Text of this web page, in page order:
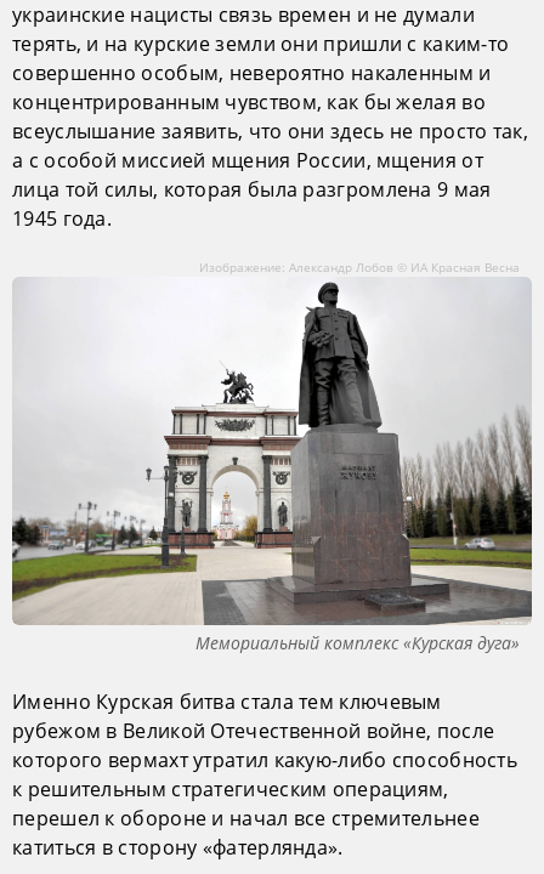
украинские нацисты связь времен и не думали
терять, и на курские земли они пришли с каким-то
совершенно особым, невероятно накаленным и
концентрированным чувством, как бы желая во
всеуслышание заявить, что они здесь не просто так,
а с особой миссией мщения России, мщения от
лица той силы, которая была разгромлена 9 мая
1945 года.
Изображение: Александр Лобов © ИА Красная Весна
Мемориальный комплекс «Курская дуга»
Именно Курская битва стала тем ключевым
рубежом в Великой Отечественной войне, после
которого вермахт утратил какую-либо способность
к решительным стратегическим операциям,
перешел к обороне и начал все стремительнее
катиться в сторону «фатерлянда».